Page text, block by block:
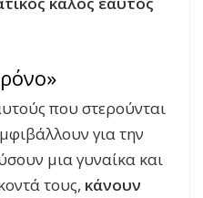
που στερούνται
για την
μια γυναίκα και
τους, κάνουν